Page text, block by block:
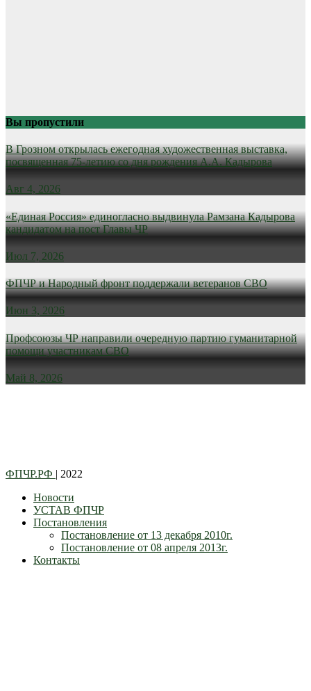
Вы пропустили
В Грозном открылась ежегодная художественная выставка,
посвященная 75-летию со дня рождения А.А. Кадырова
Авг 4, 2026
«Единая Россия» единогласно выдвинула Рамзана Кадырова
кандидатом на пост Главы ЧР
Июл 7, 2026
ФПЧР и Народный фронт поддержали ветеранов СВО
Июн 3, 2026
Профсоюзы ЧР направили очередную партию гуманитарной
помощи участникам СВО
Май 8, 2026
ФПЧР.РФ | 2022
Новости
УСТАВ ФПЧР
Постановления
Постановление от 13 декабря 2010г.
Постановление от 08 апреля 2013г.
Контакты